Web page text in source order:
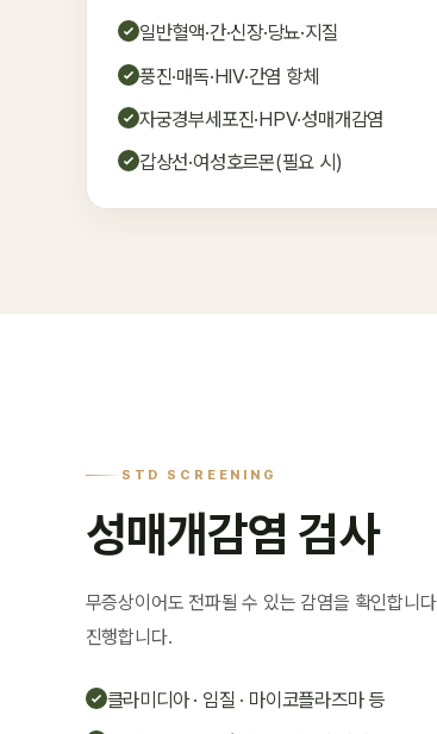
일반혈액·간·신장·당뇨·지질
풍진·매독·HIV·간염 항체
자궁경부세포진·HPV·성매개감염
갑상선·여성호르몬(필요 시)
STD SCREENING
성매개감염 검사
무증상이어도 전파될 수 있는 감염을 확인합니
진행합니다.
클라미디아 · 임질 · 마이코플라즈마 등